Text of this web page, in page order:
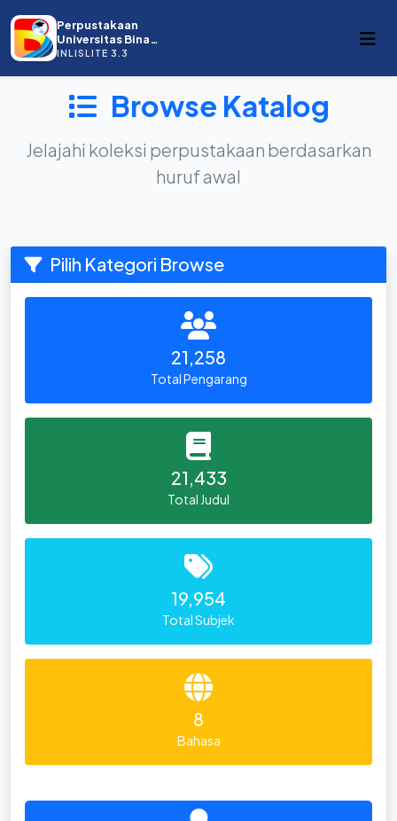
Perpustakaan
Universitas Bina
Darma
INLISLITE 3.3
Browse Katalog
Jelajahi koleksi perpustakaan berdasarkan
huruf awal
Pilih Kategori Browse
21,258
Total Pengarang
21,433
Total Judul
19,954
Total Subjek
8
Bahasa